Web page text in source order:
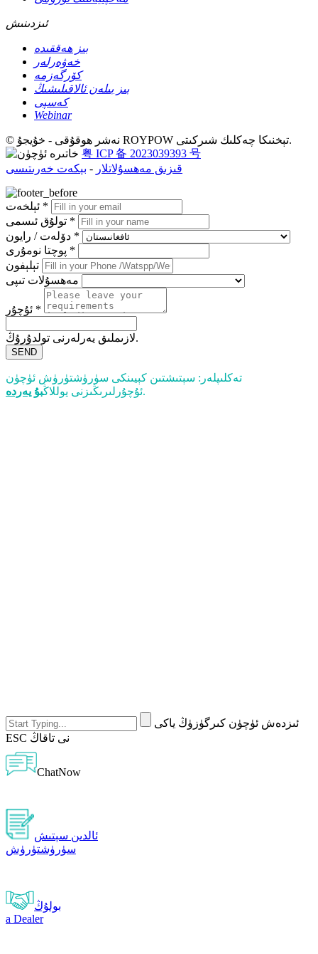
ئىزدىنىش
بىز ھەققىدە
خەۋەرلەر
كۆرگەزمە
بىز بىلەن ئالاقىلىشىڭ
كەسپى
Webinar
© نەشر ھوقۇقى - خۇيجۇ ROYPOW تېخنىكا چەكلىك شىركىتى.
粤 ICP 备 2023039393 号
قىزىق مەھسۇلاتلار - بېكەت خەرىتىسى
ئېلخەت *
تولۇق ئىسمى *
دۆلەت / رايون *
پوچتا نومۇرى *
تېلېفون
مەھسۇلات تىپى
ئۇچۇر *
لازىملىق يەرلەرنى تولدۇرۇڭ.
SEND
تەكلىپلەر: سېتىشتىن كېيىنكى سۈرۈشتۈرۈش ئۈچۈن
ئۇچۇرلىرىڭىزنى يوللاڭبۇ يەردە .
ئىزدەش ئۈچۈن كىرگۈزۈڭ ياكى
ESC نى تاقاڭ
ChatNow
ئالدىن سېتىش
سۈرۈشتۈرۈش
بولۇڭ
a Dealer